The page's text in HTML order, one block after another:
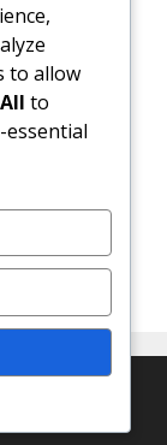
8
15
16
22
dengan
to allow
to
essential